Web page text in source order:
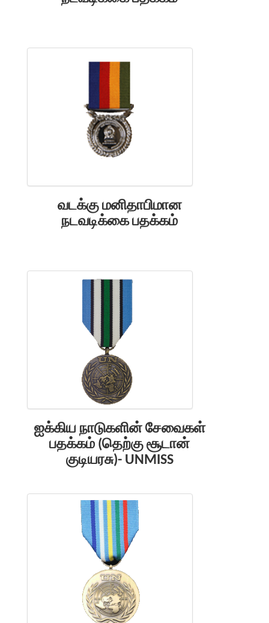
வடக்கு மனிதாபிமான
நடவடிக்கை பதக்கம்
ஐக்கிய நாடுகளின் சேவைகள்
பதக்கம் (தெற்கு சூடான்
குடியரசு)- UNMISS